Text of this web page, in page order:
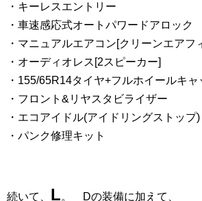
・キーレスエントリー
・車速感応式オートパワードアロック
・マニュアルエアコン[クリーンエアフ
・オーディオレス[2スピーカー]
・155/65R14タイヤ+フルホイールキャ
・フロント&リヤスタビライザー
・エコアイドル(アイドリングストップ)
・パンク修理キット
続いて、 L。 Dの装備に加えて、